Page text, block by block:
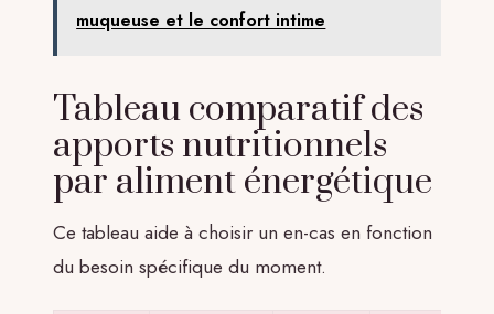
muqueuse et le confort intime
Tableau comparatif des
apports nutritionnels
par aliment énergétique
Ce tableau aide à choisir un en-cas en fonction
du besoin spécifique du moment.